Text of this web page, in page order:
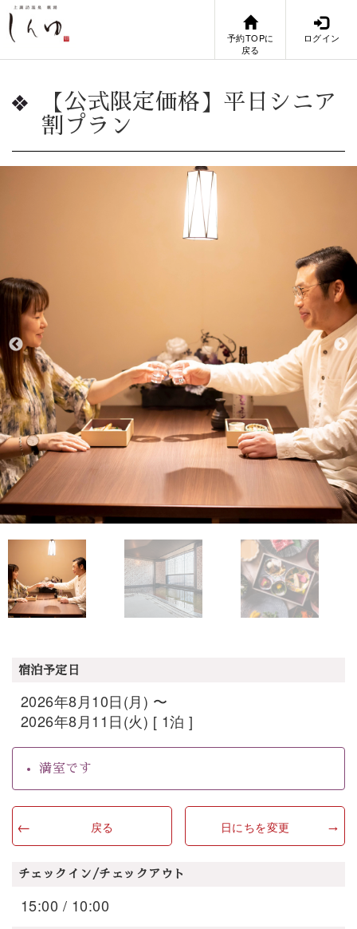
予約TOPに
戻る
ログイン
【公式限定価格】平日シニア
割プラン
宿泊予定日
2026年8月10日(月) 〜
2026年8月11日(火) [ 1泊 ]
満室です
戻る 日にちを変更
チェックイン/チェックアウト
15:00 / 10:00